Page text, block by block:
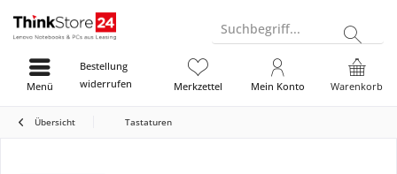
Suchbegriff...
Bestellung
widerrufen
Warenkorb
Merkzettel Mein Konto
Menü
Übersicht Tastaturen